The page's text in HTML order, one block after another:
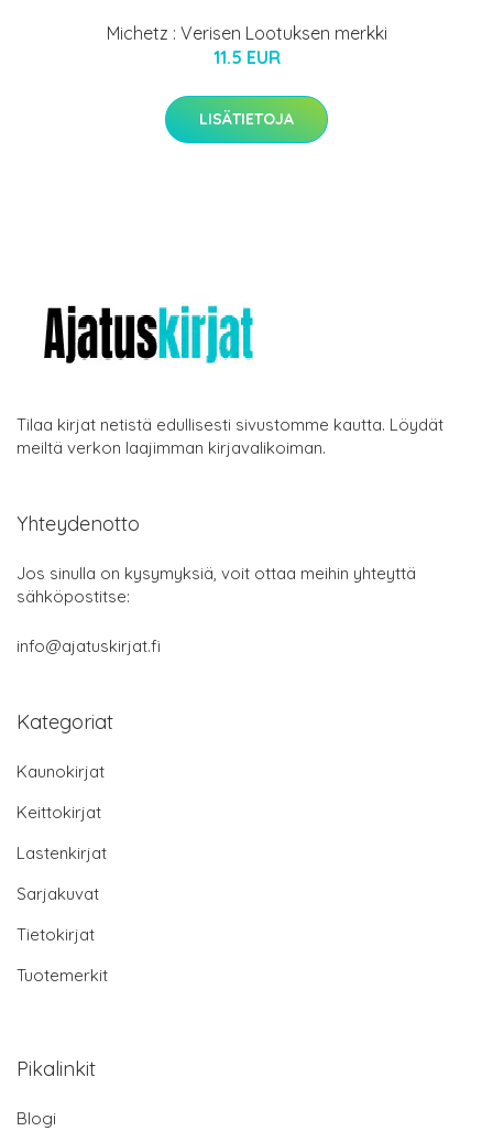
Michetz : Verisen Lootuksen merkki
11.5 EUR
LISÄTIETOJA
Tilaa kirjat netistä edullisesti sivustomme kautta. Löydät
meiltä verkon laajimman kirjavalikoiman.
Yhteydenotto
Jos sinulla on kysymyksiä, voit ottaa meihin yhteyttä
sähköpostitse:
info@ajatuskirjat.fi
Kategoriat
Kaunokirjat
Keittokirjat
Lastenkirjat
Sarjakuvat
Tietokirjat
Tuotemerkit
Pikalinkit
Blogi